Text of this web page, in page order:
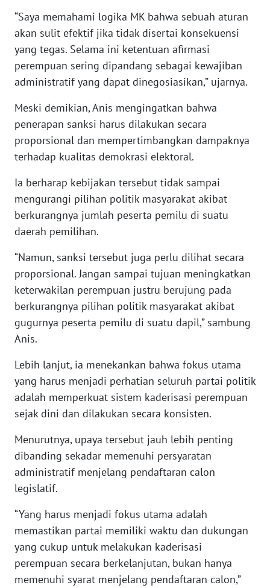
“Saya memahami logika MK bahwa sebuah aturan
akan sulit efektif jika tidak disertai konsekuensi
yang tegas. Selama ini ketentuan afirmasi
perempuan sering dipandang sebagai kewajiban
administratif yang dapat dinegosiasikan,” ujarnya.
Meski demikian, Anis mengingatkan bahwa
penerapan sanksi harus dilakukan secara
proporsional dan mempertimbangkan dampaknya
terhadap kualitas demokrasi elektoral.
Ia berharap kebijakan tersebut tidak sampai
mengurangi pilihan politik masyarakat akibat
berkurangnya jumlah peserta pemilu di suatu
daerah pemilihan.
“Namun, sanksi tersebut juga perlu dilihat secara
proporsional. Jangan sampai tujuan meningkatkan
keterwakilan perempuan justru berujung pada
berkurangnya pilihan politik masyarakat akibat
gugurnya peserta pemilu di suatu dapil,” sambung
Anis.
Lebih lanjut, ia menekankan bahwa fokus utama
yang harus menjadi perhatian seluruh partai politik
adalah memperkuat sistem kaderisasi perempuan
sejak dini dan dilakukan secara konsisten.
Menurutnya, upaya tersebut jauh lebih penting
dibanding sekadar memenuhi persyaratan
administratif menjelang pendaftaran calon
legislatif.
“Yang harus menjadi fokus utama adalah
memastikan partai memiliki waktu dan dukungan
yang cukup untuk melakukan kaderisasi
perempuan secara berkelanjutan, bukan hanya
memenuhi syarat menjelang pendaftaran calon,”
WN
NUSANTARA
JOGJA
WN
WN
BALI
KALBAR
WN
KALTENG
KALTARA
WN
KALSEL
WN
KALTIM
WN
WN
GORONTALO
SULUT
WN
MALUKU